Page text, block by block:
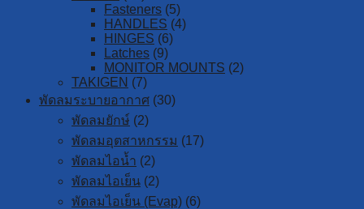
Fasteners (5)
HANDLES (4)
HINGES (6)
Latches (9)
MONITOR MOUNTS (2)
TAKIGEN (7)
พัดลมระบายอากาศ (30)
พัดลมยักษ์ (2)
พัดลมอุตสาหกรรม (17)
พัดลมไอน้ำ (2)
พัดลมไอเย็น (2)
พัดลมไอเย็น (Evap) (6)